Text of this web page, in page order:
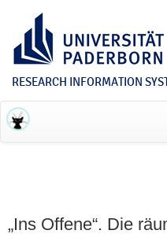
RESEARCH INFORMATION
„Ins Offene“. Die